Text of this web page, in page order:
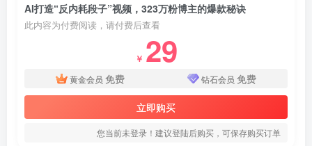
AI打造“反内耗段子”视频，323万粉博主的爆款秘诀
此内容为付费阅读，请付费后查看
￥ 29
黄金会员 免费 钻石会员 免费
立即购买
您当前未登录！建议登陆后购买，可保存购买订单